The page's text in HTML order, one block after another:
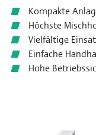
Kompakte
Höchste
Vielfältige
Einfache
Hohe